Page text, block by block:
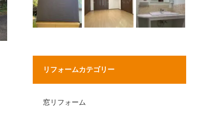
リフォームカテゴリー
窓リフォーム